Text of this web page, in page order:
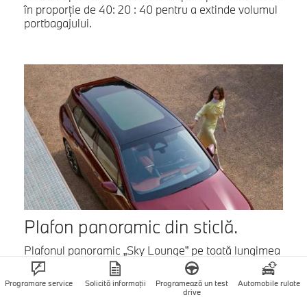
în proporţie de 40: 20 : 40 pentru a extinde volumul
portbagajului.
Plafon panoramic din sticlă.
Plafonul panoramic „Sky Lounge” pe toată lungimea
creează o senzaţie generoasă de spaţiu şi o
atmosferă relaxată de lounge în interiorul
habitaclului. Poate fi umbrit electrocromatic pentru
Programare service Solicită informații
Programează un test
drive
Automobile rulate